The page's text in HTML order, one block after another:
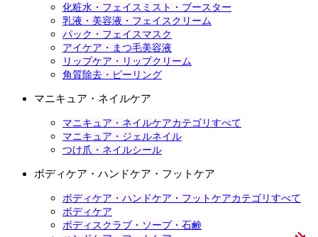
化粧水・フェイスミスト・ブースター
乳液・美容液・フェイスクリーム
パック・フェイスマスク
アイケア・まつ毛美容液
リップケア・リップクリーム
角質除去・ピーリング
マニキュア・ネイルケア
マニキュア・ネイルケアカテゴリすべて
マニキュア・ジェルネイル
つけ爪・ネイルシール
ボディケア・ハンドケア・フットケア
ボディケア・ハンドケア・フットケアカテゴリすべて
ボディケア
ボディスクラブ・ソープ・石鹸